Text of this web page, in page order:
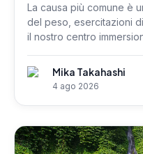
La causa più comune è
del peso, esercitazioni
il nostro centro
Mika Takahashi
4 ago 2026